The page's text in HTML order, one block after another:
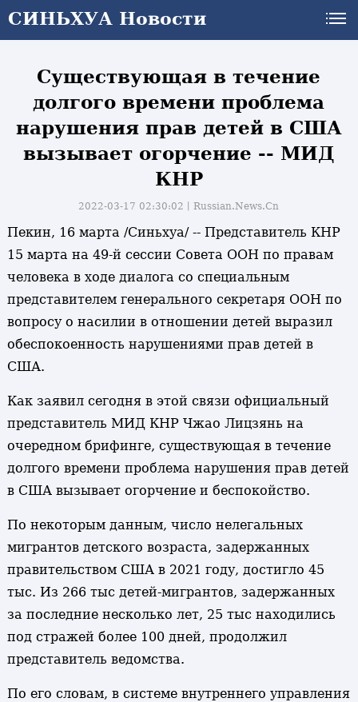
СИНЬХУА Новости
Существующая в течение
долгого времени проблема
нарушения прав детей в США
вызывает огорчение -- МИД
КНР
2022-03-17 02:30:02丨Russian.News.Cn
Пекин, 16 марта /Синьхуа/ -- Представитель КНР
15 марта на 49-й сессии Совета ООН по правам
человека в ходе диалога со специальным
представителем генерального секретаря ООН по
вопросу о насилии в отношении детей выразил
обеспокоенность нарушениями прав детей в
США.
Как заявил сегодня в этой связи официальный
представитель МИД КНР Чжао Лицзянь на
очередном брифинге, существующая в течение
долгого времени проблема нарушения прав детей
в США вызывает огорчение и беспокойство.
По некоторым данным, число нелегальных
мигрантов детского возраста, задержанных
правительством США в 2021 году, достигло 45
тыс. Из 266 тыс детей-мигрантов, задержанных
за последние несколько лет, 25 тыс находились
под стражей более 100 дней, продолжил
представитель ведомства.
По его словам, в системе внутреннего управления